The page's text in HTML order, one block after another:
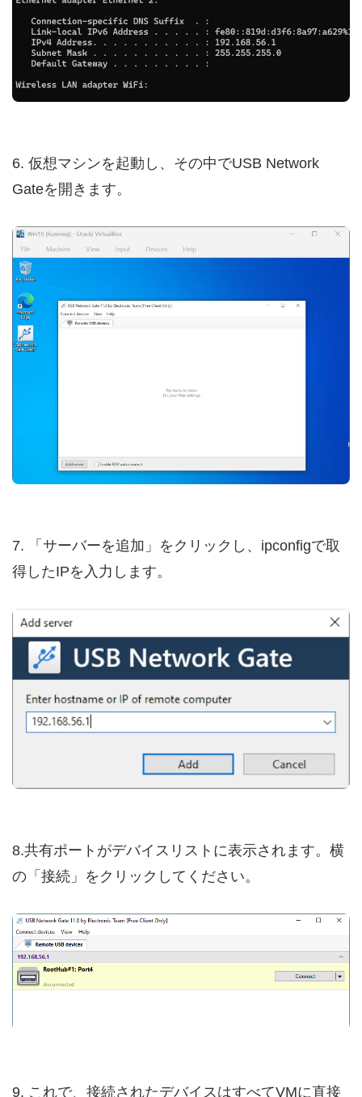
6. 仮想マシンを起動し、その中でUSB Network
Gateを開きます。
7. 「サーバーを追加」をクリックし、ipconfigで取
得したIPを入力します。
8.共有ポートがデバイスリストに表示されます。横
の「接続」をクリックしてください。
9. これで、接続されたデバイスはすべてVMに直接